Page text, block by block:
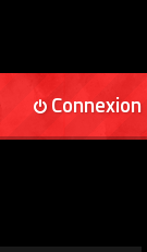
Connexion